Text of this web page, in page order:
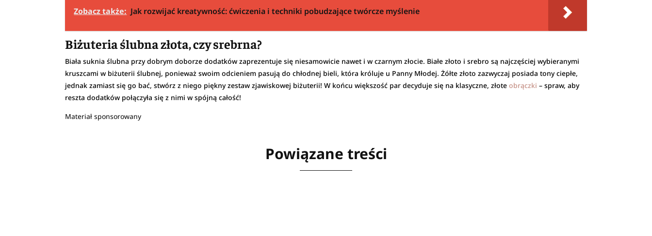
Zobacz także: Jak rozwijać kreatywność: ćwiczenia i techniki pobudzające twórcze myślenie
Biżuteria ślubna złota, czy srebrna?
Biała suknia ślubna przy dobrym doborze dodatków zaprezentuje się niesamowicie nawet i w czarnym złocie. Białe złoto i srebro są najczęściej wybieranymi
kruszcami w biżuterii ślubnej, ponieważ swoim odcieniem pasują do chłodnej bieli, która króluje u Panny Młodej. Żółte złoto zazwyczaj posiada tony ciepłe,
jednak zamiast się go bać, stwórz z niego piękny zestaw zjawiskowej biżuterii! W końcu większość par decyduje się na klasyczne, złoteobrączki – spraw, aby
reszta dodatków połączyła się z nimi w spójną całość!
Materiał sponsorowany
Powiązane treści